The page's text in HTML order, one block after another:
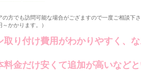
方でも訪問可能な場合がござますので一度ご相談下さ
かかります。）
り付け費用がわかりやすく、
金だけ安くて追加が高いなど